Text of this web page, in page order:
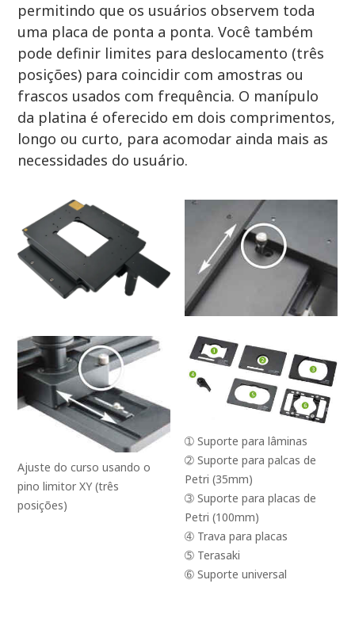
permitindo que os usuários observem toda
uma placa de ponta a ponta. Você também
pode definir limites para deslocamento (três
posições) para coincidir com amostras ou
frascos usados ​​com frequência. O manípulo
da platina é oferecido em dois comprimentos,
longo ou curto, para acomodar ainda mais as
necessidades do usuário.
Ajuste do curso usando o
pino limitor XY (três
posições)
➀ Suporte para lâminas
➁ Suporte para palcas de
Petri (35mm)
➂ Suporte para placas de
Petri (100mm)
➃ Trava para placas
➄ Terasaki
➅ Suporte universal